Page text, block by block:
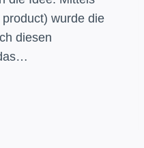
wurde die
diesen